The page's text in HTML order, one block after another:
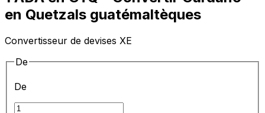
en Quetzals guatémaltèques
Convertisseur de devises XE
De
De